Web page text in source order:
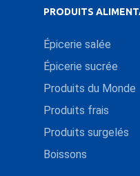
PRODUITS
Épicerie salée
Épicerie sucrée
Produits du Monde
Produits frais
Produits surgelés
Boissons